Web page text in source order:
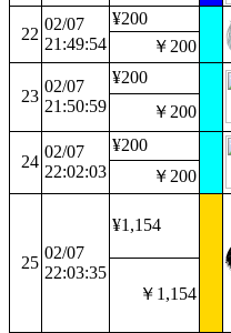
22
02/07
21:49:54
¥200
￥200
23
02/07
21:50:59
¥200
￥200
24
02/07
22:02:03
¥200
￥200
25
02/07
22:03:35
¥1,154
￥1,154